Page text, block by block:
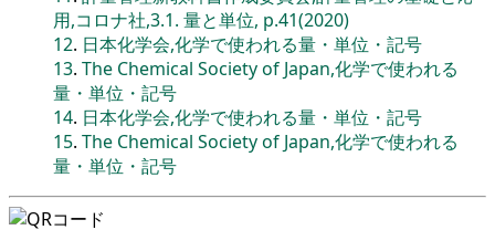
用,コロナ社,3.1. 量と単位, p.41(2020)
12. 日本化学会,化学で使われる量・単位・記号
13. The Chemical Society of Japan,化学で使われる
量・単位・記号
14. 日本化学会,化学で使われる量・単位・記号
15. The Chemical Society of Japan,化学で使われる
量・単位・記号